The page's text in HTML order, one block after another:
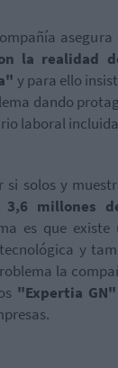
asegura
la realidad
y para ello
dando
laboral
si solos y
3,6 millones
es que
y
la
"Expertia GN"